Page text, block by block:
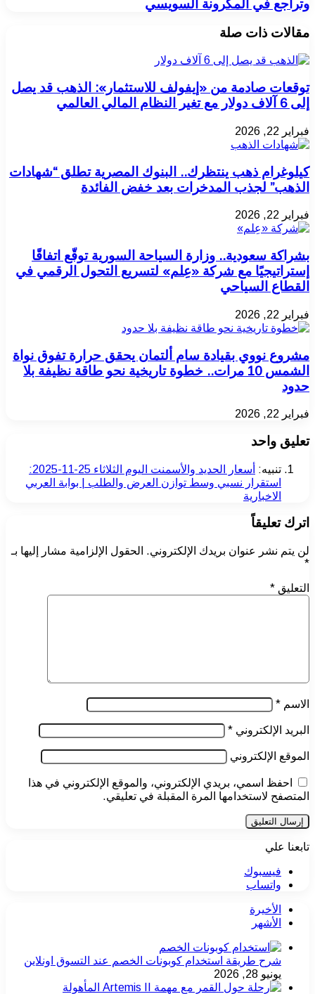
وتراجع في المكرونة السويسي
مقالات ذات صلة
توقعات صادمة من «إيفولف للاستثمار»: الذهب قد يصل
إلى 6 آلاف دولار مع تغير النظام المالي العالمي
فبراير 22, 2026
كيلوغرام ذهب ينتظرك.. البنوك المصرية تطلق “شهادات
الذهب” لجذب المدخرات بعد خفض الفائدة
فبراير 22, 2026
بشراكة سعودية.. وزارة السياحة السورية توقّع اتفاقًا
إستراتيجيًا مع شركة «عِلم» لتسريع التحول الرقمي في
القطاع السياحي
فبراير 22, 2026
مشروع نووي بقيادة سام ألتمان يحقق حرارة تفوق نواة
الشمس 10 مرات.. خطوة تاريخية نحو طاقة نظيفة بلا
حدود
فبراير 22, 2026
تعليق واحد
تنبيه:
أسعار الحديد والأسمنت اليوم الثلاثاء 25-11-2025:
استقرار نسبي وسط توازن العرض والطلب | بوابة العربي
الاخبارية
اترك تعليقاً
لن يتم نشر عنوان بريدك الإلكتروني. الحقول الإلزامية مشار إليها بـ
*
التعليق *
الاسم *
البريد الإلكتروني *
الموقع الإلكتروني
احفظ اسمي، بريدي الإلكتروني، والموقع الإلكتروني في هذا
المتصفح لاستخدامها المرة المقبلة في تعليقي.
تابعنا علي
فيسبوك
واتساب
الأخيرة
الأشهر
شرح طريقة استخدام كوبونات الخصم عند التسوق اونلاين
يونيو 28, 2026